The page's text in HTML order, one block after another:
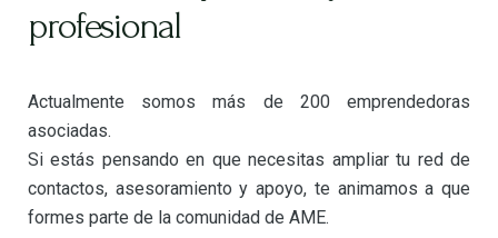
profesional
Actualmente somos más de 200 emprendedoras
asociadas.
Si estás pensando en que necesitas ampliar tu red de
contactos, asesoramiento y apoyo, te animamos a que
formes parte de la comunidad de AME.